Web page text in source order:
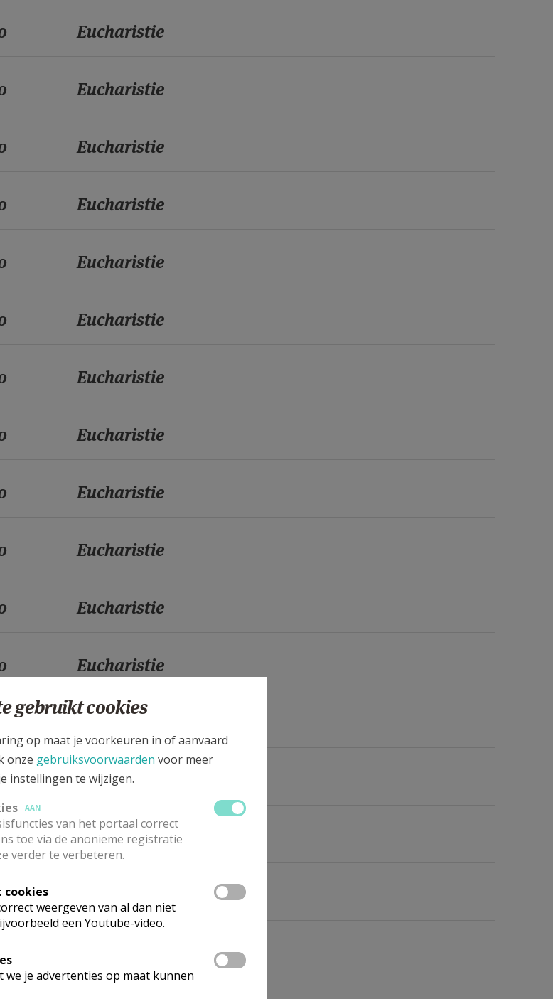
Eucharistie
Eucharistie
Eucharistie
Eucharistie
Eucharistie
Eucharistie
Eucharistie
Eucharistie
Eucharistie
Eucharistie
Eucharistie
Eucharistie
Eucharistie
Eucharistie
gebruikt cookies
op maat je voorkeuren in of aanvaard
onze gebruiksvoorwaarden voor meer
instellingen te wijzigen.
AAN
van het portaal correct
toe via de anonieme registratie
verder te verbeteren.
cookies
weergeven van al dan niet
een Youtube-video.
we je advertenties op maat kunnen